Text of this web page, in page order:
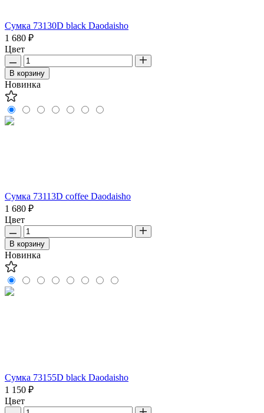
Сумка 73130D black Daodaisho
1 680 ₽
Цвет
В корзину
Новинка
Сумка 73113D coffee Daodaisho
1 680 ₽
Цвет
В корзину
Новинка
Сумка 73155D black Daodaisho
1 150 ₽
Цвет